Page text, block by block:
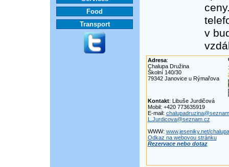
Food
Transport
v
Adresa:
Chalupa Družina
Školní 140/30
79342 Janovice u Rýmařova
Kontakt: Libuše Jurdičová
Mobil: +420 773635919
E-mail:
L.Jurdicova@seznam.cz
WWW: www.jeseniky.net/
Odkaz na webovou stránku
Rezervace nebo dotaz